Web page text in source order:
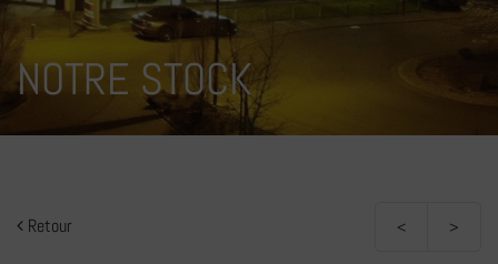
NOTRE STOCK
Retour < >